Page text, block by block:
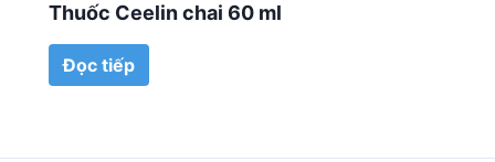
Thuốc Ceelin chai 60 ml
Đọc tiếp